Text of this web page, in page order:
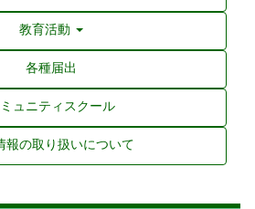
教育活動
各種届出
ュニティスクール
報の取り扱いについて